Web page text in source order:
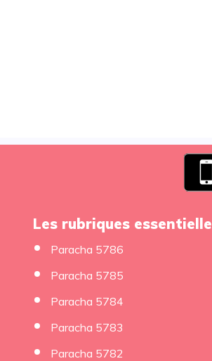
Les rubriques essentielle
Paracha 5786
Paracha 5785
Paracha 5784
Paracha 5783
Paracha 5782